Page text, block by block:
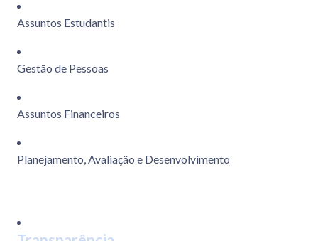
Assuntos Estudantis
Gestão de Pessoas
Assuntos Financeiros
Planejamento, Avaliação e Desenvolvimento